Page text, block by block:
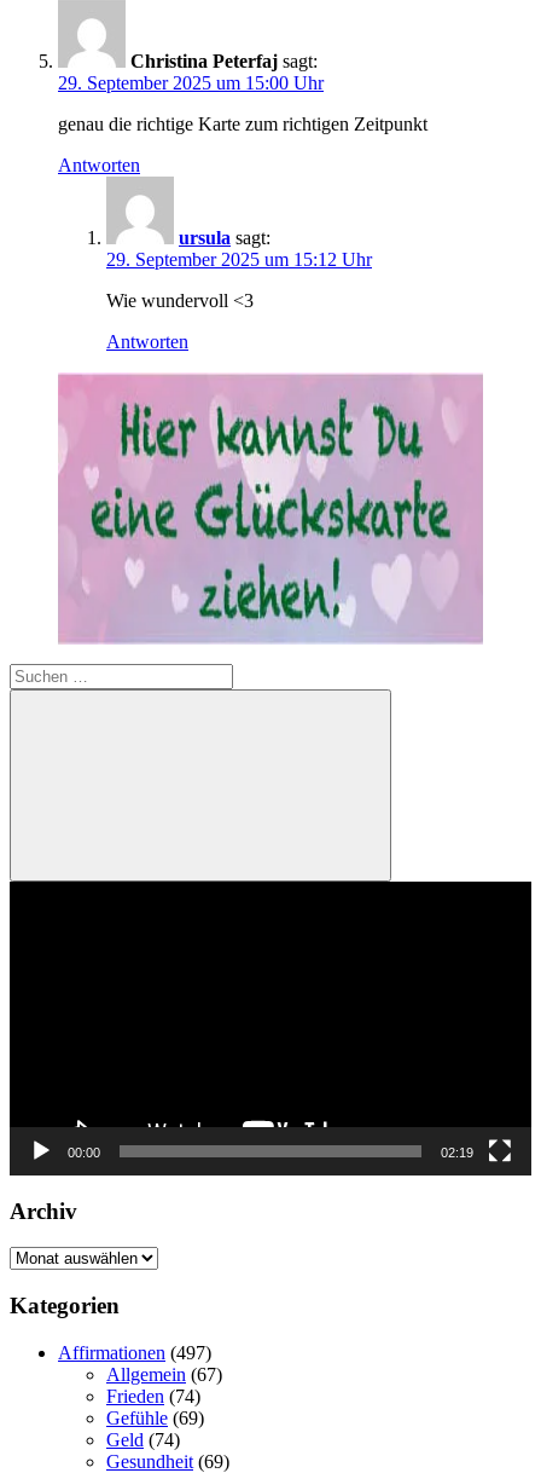
Christina Peterfaj sagt:
29. September 2025 um 15:00 Uhr
genau die richtige Karte zum richtigen Zeitpunkt
Antworten
ursula sagt:
29. September 2025 um 15:12 Uhr
Wie wundervoll <3
Antworten
Suchen
nach:
Suchen
00:00 02:19
Archiv
Archiv
Kategorien
Affirmationen (497)
Allgemein (67)
Frieden (74)
Gefühle (69)
Geld (74)
Gesundheit (69)